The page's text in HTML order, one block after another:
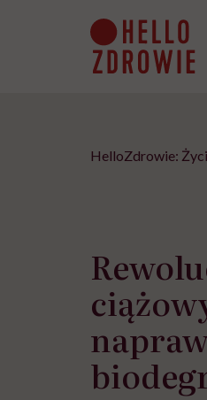
HelloZdrowie: